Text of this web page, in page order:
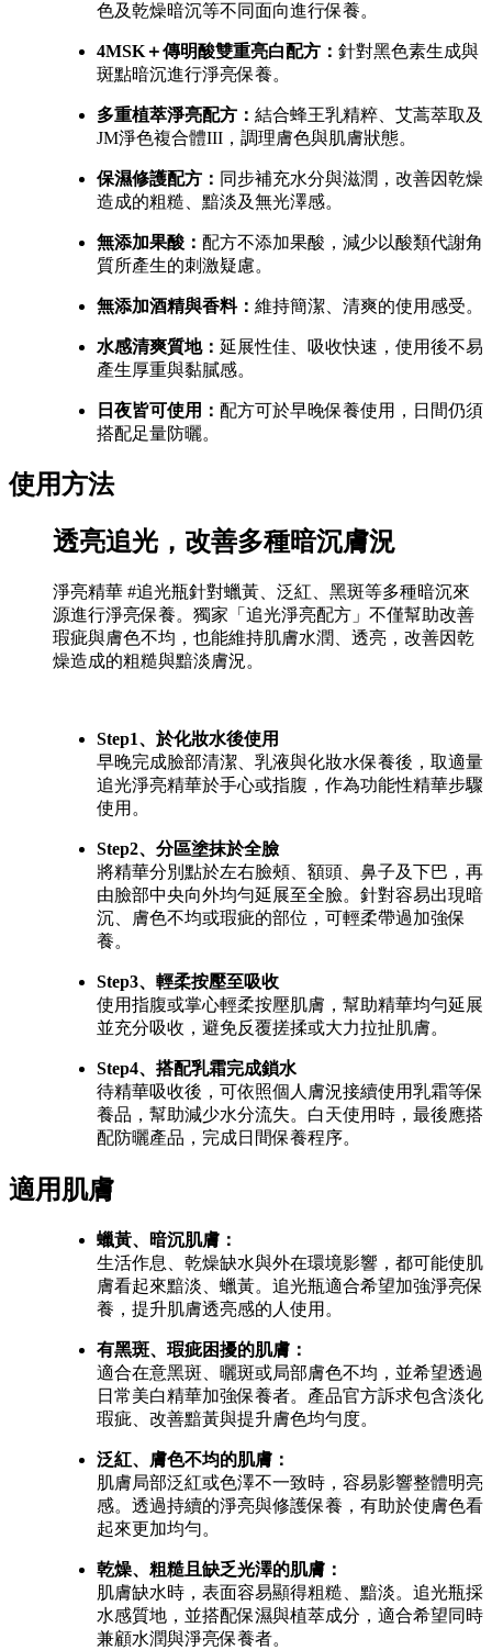
色及乾燥暗沉等不同面向進行保養。
4MSK＋傳明酸雙重亮白配方： 針對黑色素生成與
斑點暗沉進行淨亮保養。
多重植萃淨亮配方： 結合蜂王乳精粹、艾蒿萃取及
JM淨色複合體III，調理膚色與肌膚狀態。
保濕修護配方： 同步補充水分與滋潤，改善因乾燥
造成的粗糙、黯淡及無光澤感。
無添加果酸： 配方不添加果酸，減少以酸類代謝角
質所產生的刺激疑慮。
無添加酒精與香料： 維持簡潔、清爽的使用感受。
水感清爽質地： 延展性佳、吸收快速，使用後不易
產生厚重與黏膩感。
日夜皆可使用： 配方可於早晚保養使用，日間仍須
搭配足量防曬。
使用方法
透亮追光，改善多種暗沉膚況
淨亮精華 #追光瓶針對蠟黃、泛紅、黑斑等多種暗沉來
源進行淨亮保養。獨家「追光淨亮配方」不僅幫助改善
瑕疵與膚色不均，也能維持肌膚水潤、透亮，改善因乾
燥造成的粗糙與黯淡膚況。
Step1、於化妝水後使用
早晚完成臉部清潔、乳液與化妝水保養後，取適量
追光淨亮精華於手心或指腹，作為功能性精華步驟
使用。
Step2、分區塗抹於全臉
將精華分別點於左右臉頰、額頭、鼻子及下巴，再
由臉部中央向外均勻延展至全臉。針對容易出現暗
沉、膚色不均或瑕疵的部位，可輕柔帶過加強保
養。
Step3、輕柔按壓至吸收
使用指腹或掌心輕柔按壓肌膚，幫助精華均勻延展
並充分吸收，避免反覆搓揉或大力拉扯肌膚。
Step4、搭配乳霜完成鎖水
待精華吸收後，可依照個人膚況接續使用乳霜等保
養品，幫助減少水分流失。白天使用時，最後應搭
配防曬產品，完成日間保養程序。
適用肌膚
蠟黃、暗沉肌膚：
生活作息、乾燥缺水與外在環境影響，都可能使肌
膚看起來黯淡、蠟黃。追光瓶適合希望加強淨亮保
養，提升肌膚透亮感的人使用。
有黑斑、瑕疵困擾的肌膚：
適合在意黑斑、曬斑或局部膚色不均，並希望透過
日常美白精華加強保養者。產品官方訴求包含淡化
瑕疵、改善黯黃與提升膚色均勻度。
泛紅、膚色不均的肌膚：
肌膚局部泛紅或色澤不一致時，容易影響整體明亮
感。透過持續的淨亮與修護保養，有助於使膚色看
起來更加均勻。
乾燥、粗糙且缺乏光澤的肌膚：
肌膚缺水時，表面容易顯得粗糙、黯淡。追光瓶採
水感質地，並搭配保濕與植萃成分，適合希望同時
兼顧水潤與淨亮保養者。